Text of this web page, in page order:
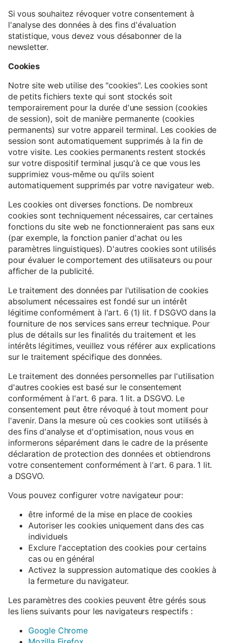
Si vous souhaitez révoquer votre consentement à
l'analyse des données à des fins d'évaluation
statistique, vous devez vous désabonner de la
newsletter.
Cookies
Notre site web utilise des "cookies". Les cookies sont
de petits fichiers texte qui sont stockés soit
temporairement pour la durée d'une session (cookies
de session), soit de manière permanente (cookies
permanents) sur votre appareil terminal. Les cookies de
session sont automatiquement supprimés à la fin de
votre visite. Les cookies permanents restent stockés
sur votre dispositif terminal jusqu'à ce que vous les
supprimiez vous-même ou qu'ils soient
automatiquement supprimés par votre navigateur web.
Les cookies ont diverses fonctions. De nombreux
cookies sont techniquement nécessaires, car certaines
fonctions du site web ne fonctionneraient pas sans eux
(par exemple, la fonction panier d'achat ou les
paramètres linguistiques). D'autres cookies sont utilisés
pour évaluer le comportement des utilisateurs ou pour
afficher de la publicité.
Le traitement des données par l'utilisation de cookies
absolument nécessaires est fondé sur un intérêt
légitime conformément à l'art. 6 (1) lit. f DSGVO dans la
fourniture de nos services sans erreur technique. Pour
plus de détails sur les finalités du traitement et les
intérêts légitimes, veuillez vous référer aux explications
sur le traitement spécifique des données.
Le traitement des données personnelles par l'utilisation
d'autres cookies est basé sur le consentement
conformément à l'art. 6 para. 1 lit. a DSGVO. Le
consentement peut être révoqué à tout moment pour
l'avenir. Dans la mesure où ces cookies sont utilisés à
des fins d'analyse et d'optimisation, nous vous en
informerons séparément dans le cadre de la présente
déclaration de protection des données et obtiendrons
votre consentement conformément à l'art. 6 para. 1 lit.
a DSGVO.
Vous pouvez configurer votre navigateur pour:
être informé de la mise en place de cookies
Autoriser les cookies uniquement dans des cas
individuels
Exclure l'acceptation des cookies pour certains
cas ou en général
Activez la suppression automatique des cookies à
la fermeture du navigateur.
Les paramètres des cookies peuvent être gérés sous
les liens suivants pour les navigateurs respectifs :
Google Chrome